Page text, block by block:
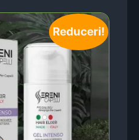
Reduceri!